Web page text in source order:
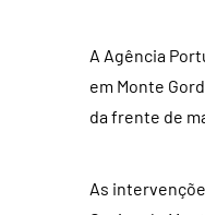
A Agência
em Monte
da frente de
As